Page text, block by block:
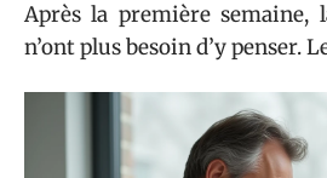
Après la première semaine,
n’ont plus besoin d’y penser.